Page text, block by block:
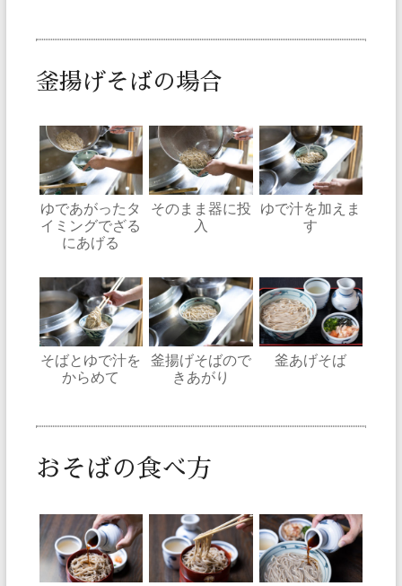
釜揚げそばの場合
ゆであがったタ
イミングでざる
にあげる
そのまま器に投
入
ゆで汁を加えま
す
そばとゆで汁を
からめて
釜揚げそばので
きあがり
釜あげそば
おそばの食べ方